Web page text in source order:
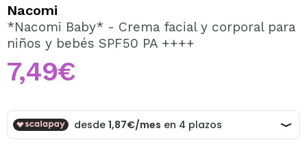
Al crear una cuenta en Maquillalia.com podrás realizar
tus compras rápidamente, revisar el estado de tus
Nacomi
*Nacomi Baby* - Crema facial y corporal para
niños y bebés SPF50 PA ++++
7,49€